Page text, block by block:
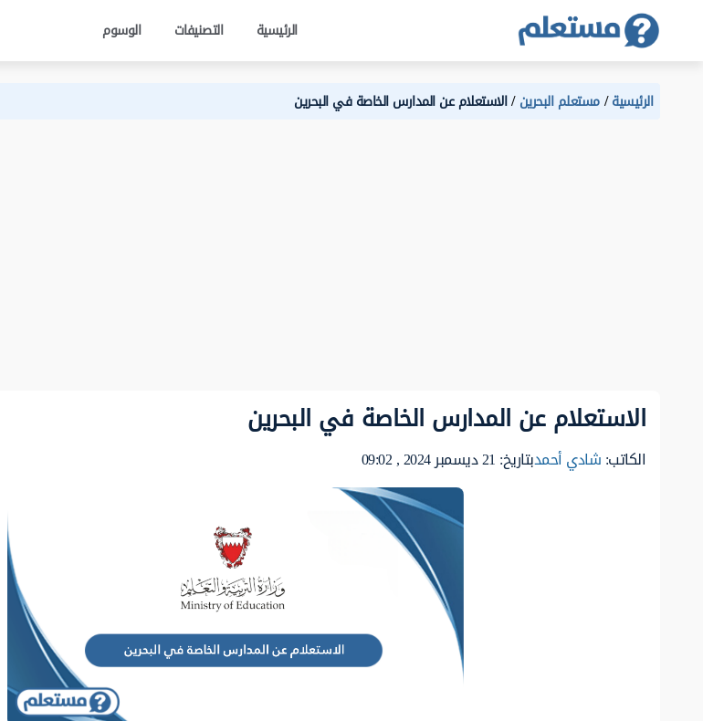
الرئيسية التصنيفات الوسوم
الرئيسية مستعلم البحرين الاستعلام عن المدارس الخاصة في البحرين
الاستعلام عن المدارس الخاصة في البحرين
الكاتب:شادي أحمدبتاريخ: 21 ديسمبر 2024 , 09:02